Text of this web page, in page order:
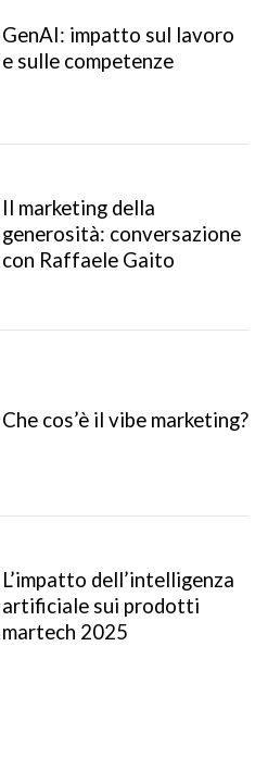
GenAI: impatto sul lavoro
e sulle competenze
Il marketing della
generosità: conversazione
con Raffaele Gaito
Che cos’è il vibe marketing?
L’impatto dell’intelligenza
artificiale sui prodotti
martech 2025